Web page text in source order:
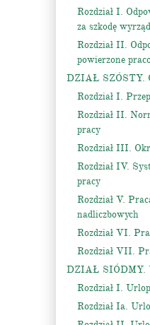
Rozdział I.
za szkodę
Rozdział II.
powierzone
DZIAŁ SZÓSTY.
Rozdział I.
Rozdział II.
pracy
Rozdział III.
Rozdział IV.
pracy
Rozdział V.
nadliczbowych
Rozdział VI.
Rozdział VII.
DZIAŁ SIÓDMY.
Rozdział I.
Rozdział Ia.